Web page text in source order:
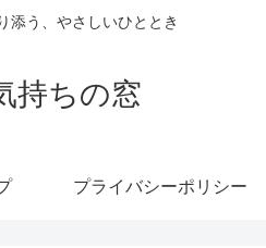
添う、やさしいひととき
持ちの窓
プライバシーポリシー